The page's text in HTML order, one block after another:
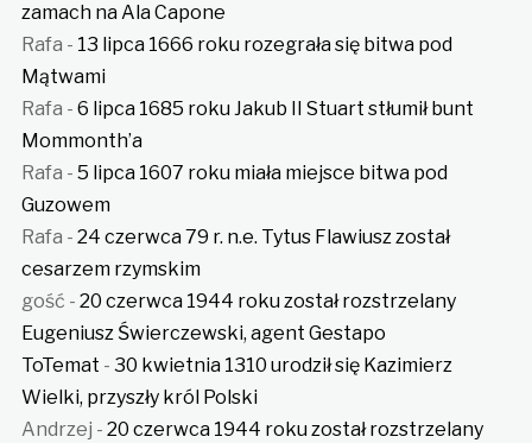
zamach na Ala Capone
Rafa - 13 lipca 1666 roku rozegrała się bitwa pod
Mątwami
Rafa - 6 lipca 1685 roku Jakub II Stuart stłumił bunt
Mommonth’a
Rafa - 5 lipca 1607 roku miała miejsce bitwa pod
Guzowem
Rafa - 24 czerwca 79 r. n.e. Tytus Flawiusz został
cesarzem rzymskim
gość - 20 czerwca 1944 roku został rozstrzelany
Eugeniusz Świerczewski, agent Gestapo
ToTemat - 30 kwietnia 1310 urodził się Kazimierz
Wielki, przyszły król Polski
Andrzej - 20 czerwca 1944 roku został rozstrzelany